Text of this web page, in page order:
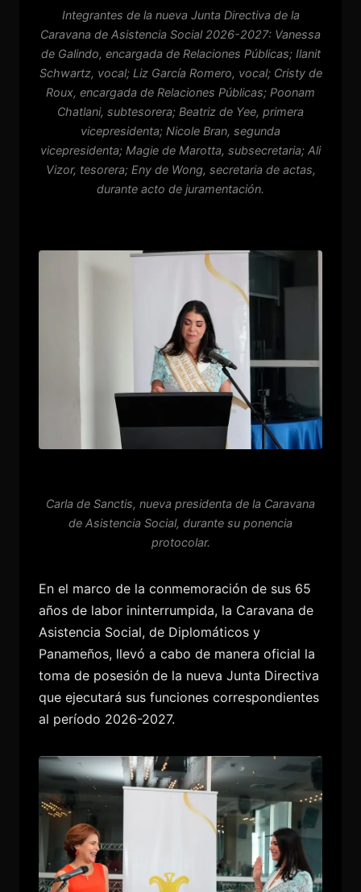
Integrantes de la nueva Junta Directiva de la
Caravana de Asistencia Social 2026-2027: Vanessa
de Galindo, encargada de Relaciones Públicas; Ilanit
Schwartz, vocal; Liz García Romero, vocal; Cristy de
Roux, encargada de Relaciones Públicas; Poonam
Chatlani, subtesorera; Beatriz de Yee, primera
vicepresidenta; Nicole Bran, segunda
vicepresidenta; Magie de Marotta, subsecretaria; Ali
Vizor, tesorera; Eny de Wong, secretaria de actas,
durante acto de juramentación.
Carla de Sanctis, nueva presidenta de la Caravana
de Asistencia Social, durante su ponencia
protocolar.
En el marco de la conmemoración de sus 65
años de labor ininterrumpida, la Caravana de
Asistencia Social, de Diplomáticos y
Panameños, llevó a cabo de manera oficial la
toma de posesión de la nueva Junta Directiva
que ejecutará sus funciones correspondientes
al período 2026-2027.